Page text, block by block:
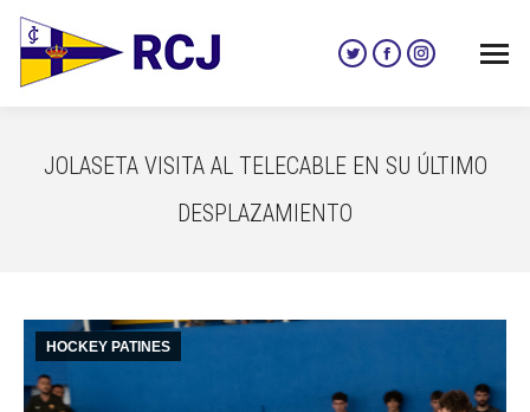
Twitter
in
new
Facebook
in
new
Instagram
in
new
JOLASETA VISITA AL TELECABLE EN SU ÚLTIMO
DESPLAZAMIENTO
HOCKEY PATINES